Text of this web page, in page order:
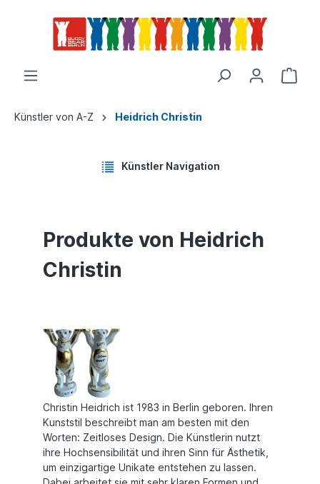
Künstler von A-Z Heidrich Christin
Künstler Navigation
Produkte von Heidrich
Christin
Christin Heidrich ist 1983 in Berlin geboren. Ihren
Kunststil beschreibt man am besten mit den
Worten: Zeitloses Design. Die Künstlerin nutzt
ihre Hochsensibilität und ihren Sinn für Ästhetik,
um einzigartige Unikate entstehen zu lassen.